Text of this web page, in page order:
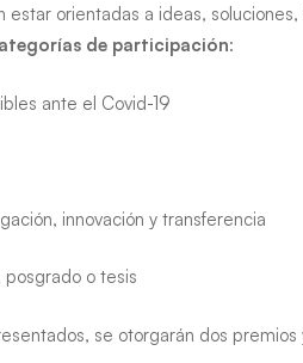
estar orientadas a ideas,
de participación:
ante el Covid-19
innovación y transferencia
o tesis
se otorgarán dos premios